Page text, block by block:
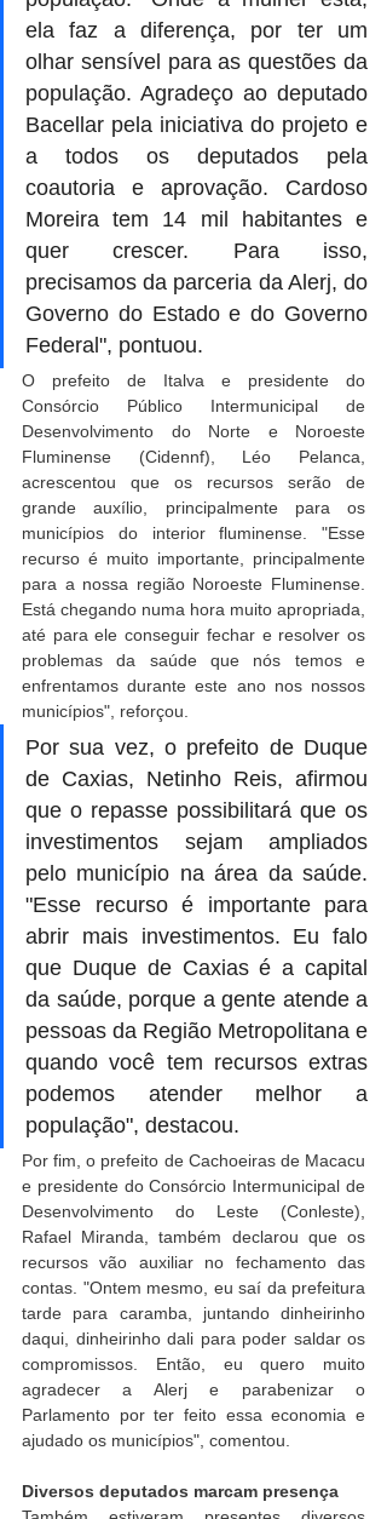
ela faz a diferença, por ter um
olhar sensível para as questões da
população. Agradeço ao deputado
Bacellar pela iniciativa do projeto e
a todos os deputados pela
coautoria e aprovação. Cardoso
Moreira tem 14 mil habitantes e
quer crescer. Para isso,
precisamos da parceria da Alerj, do
Governo do Estado e do Governo
Federal", pontuou.
O prefeito de Italva e presidente do
Consórcio Público Intermunicipal de
Desenvolvimento do Norte e Noroeste
Fluminense (Cidennf), Léo Pelanca,
acrescentou que os recursos serão de
grande auxílio, principalmente para os
municípios do interior fluminense. "Esse
recurso é muito importante, principalmente
para a nossa região Noroeste Fluminense.
Está chegando numa hora muito apropriada,
até para ele conseguir fechar e resolver os
problemas da saúde que nós temos e
enfrentamos durante este ano nos nossos
municípios", reforçou.
Por sua vez, o prefeito de Duque
de Caxias, Netinho Reis, afirmou
que o repasse possibilitará que os
investimentos sejam ampliados
pelo município na área da saúde.
"Esse recurso é importante para
abrir mais investimentos. Eu falo
que Duque de Caxias é a capital
da saúde, porque a gente atende a
pessoas da Região Metropolitana e
quando você tem recursos extras
podemos atender melhor a
população", destacou.
Por fim, o prefeito de Cachoeiras de Macacu
e presidente do Consórcio Intermunicipal de
Desenvolvimento do Leste (Conleste),
Rafael Miranda, também declarou que os
recursos vão auxiliar no fechamento das
contas. "Ontem mesmo, eu saí da prefeitura
tarde para caramba, juntando dinheirinho
daqui, dinheirinho dali para poder saldar os
compromissos. Então, eu quero muito
agradecer a Alerj e parabenizar o
Parlamento por ter feito essa economia e
ajudado os municípios", comentou.
Diversos deputados marcam presença